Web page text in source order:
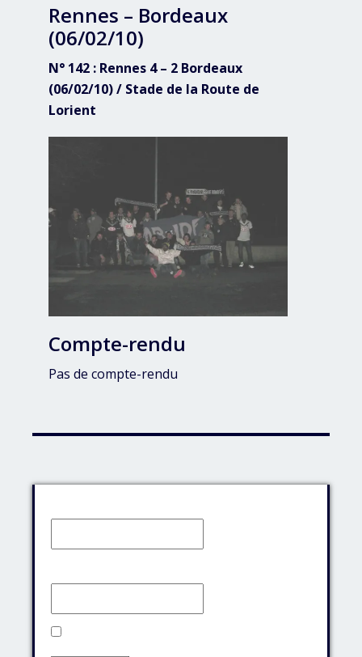
Rennes – Bordeaux
(06/02/10)
N° 142 : Rennes 4 – 2 Bordeaux
(06/02/10) / Stade de la Route de
Lorient
Compte-rendu
Pas de compte-rendu